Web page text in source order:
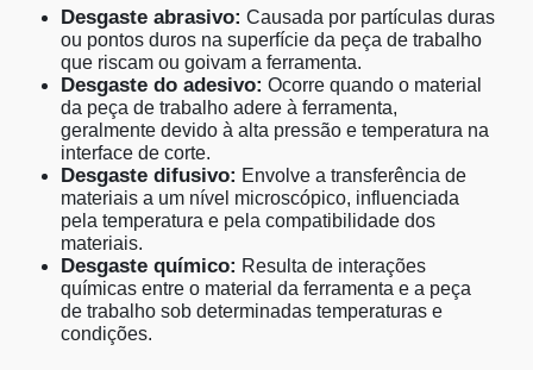
Desgaste abrasivo: Causada por partículas duras
ou pontos duros na superfície da peça de trabalho
que riscam ou goivam a ferramenta.
Desgaste do adesivo: Ocorre quando o material
da peça de trabalho adere à ferramenta,
geralmente devido à alta pressão e temperatura na
interface de corte.
Desgaste difusivo: Envolve a transferência de
materiais a um nível microscópico, influenciada
pela temperatura e pela compatibilidade dos
materiais.
Desgaste químico: Resulta de interações
químicas entre o material da ferramenta e a peça
de trabalho sob determinadas temperaturas e
condições.